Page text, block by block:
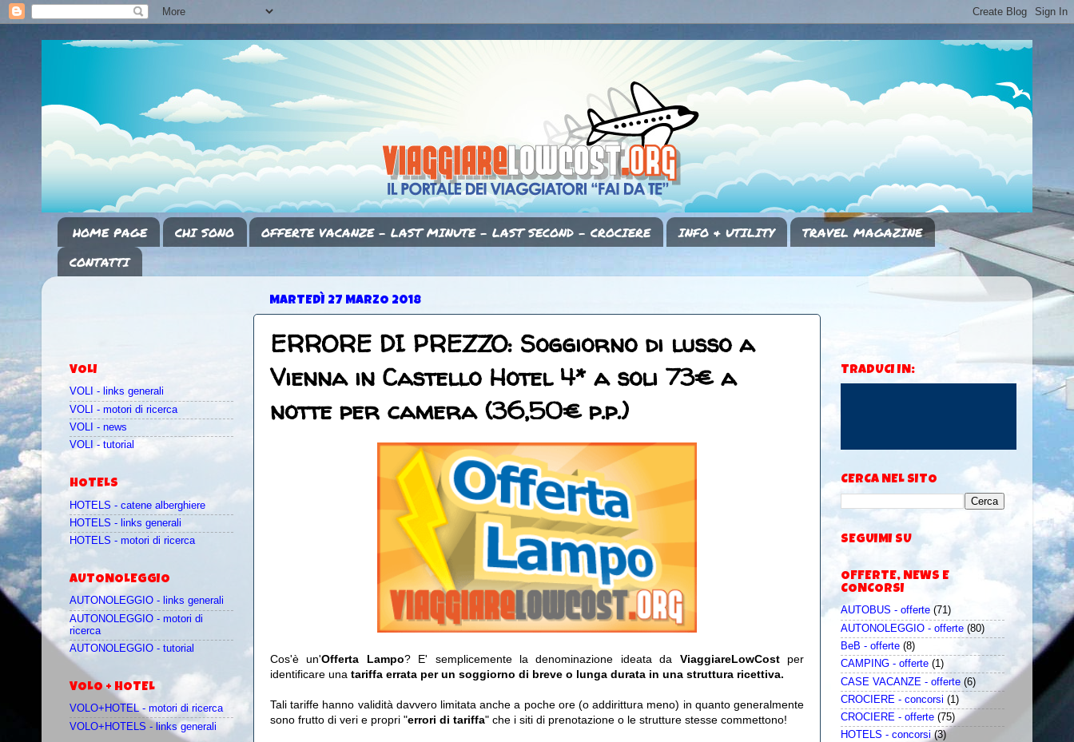
HOME PAGE CHI SONO OFFERTE VACANZE - LAST MINUTE - LAST SECOND - CROCIERE INFO & UTILITY
TRAVEL MAGAZINE
CONTATTI
MARTEDÌ 27 MARZO 2018
ERRORE DI PREZZO: Soggiorno di lusso a
Vienna in Castello Hotel 4* a soli 73€ a
notte per camera (36,50€ p.p.)
Cos'è un'Offerta Lampo? E' semplicemente la denominazione ideata da ViaggiareLowCostper
identificare una tariffa errata per un soggiorno di breve o lunga durata in una struttura ricettiva.
Tali tariffe hanno validità davvero limitata anche a poche ore (o addirittura meno) in quanto generalmente
sono frutto di veri e propri "errori di tariffa" che i siti di prenotazione o le strutture stesse commettono!
VOLI
VOLI - links generali
VOLI - motori di ricerca
VOLI - news
VOLI - tutorial
HOTELS
HOTELS - catene alberghiere
HOTELS - links generali
HOTELS - motori di ricerca
AUTONOLEGGIO
AUTONOLEGGIO - links generali
AUTONOLEGGIO - motori di
ricerca
AUTONOLEGGIO - tutorial
VOLO + HOTEL
VOLO+HOTEL - motori di ricerca
VOLO+HOTELS - links generali
TRADUCI IN:
CERCA NEL SITO
SEGUIMI SU
OFFERTE, NEWS E
CONCORSI
AUTOBUS - offerte (71)
AUTONOLEGGIO - offerte (80)
BeB - offerte (8)
CAMPING - offerte (1)
CASE VACANZE - offerte (6)
CROCIERE - concorsi (1)
CROCIERE - offerte (75)
HOTELS - concorsi (3)